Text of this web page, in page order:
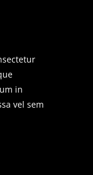
in
vel sem